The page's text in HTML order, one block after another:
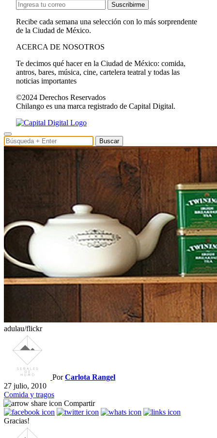
Suscribirme
Recibe cada semana una selección con lo más sorprendente
de la Ciudad de México.
ACERCA DE NOSOTROS
Te decimos qué hacer en la Ciudad de México: comida,
antros, bares, música, cine, cartelera teatral y todas las
noticias importantes
©2024 Derechos Reservados
Chilango es una marca registrado de Capital Digital.
Buscar
adulau/flickr
PorCarlota Rangel
27 julio, 2010
Comida y tragos
Compartir
Gracias!